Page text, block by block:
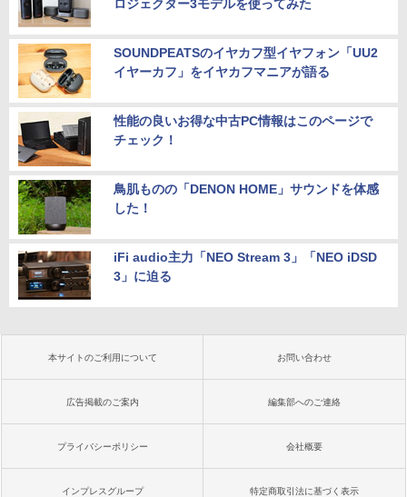
ロジェクター3モデルを使ってみた
SOUNDPEATSのイヤカフ型イヤフォン「UU2
イヤーカフ」をイヤカフマニアが語る
性能の良いお得な中古PC情報はこのページで
チェック！
鳥肌ものの「DENON HOME」サウンドを体感
した！
iFi audio主力「NEO Stream 3」「NEO iDSD
3」に迫る
本サイトのご利用について お問い合わせ
広告掲載のご案内 編集部へのご連絡
プライバシーポリシー 会社概要
インプレスグループ 特定商取引法に基づく表示